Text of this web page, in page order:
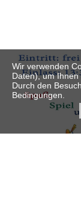
Wir verwenden
Daten), um
Durch den
Bedingungen.